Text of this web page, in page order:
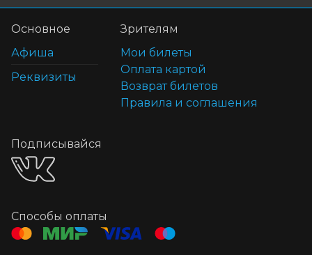
Основное
Афиша
Реквизиты
Зрителям
Мои билеты
Оплата картой
Возврат билетов
Правила и соглашения
Подписывайся
Способы оплаты